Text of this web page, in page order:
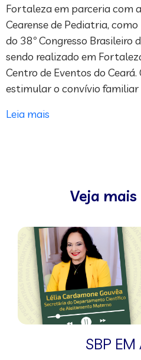
Fortaleza em parceria com
Cearense de Pediatria,
do 38º Congresso Brasileiro
sendo realizado em
Centro de Eventos do
estimular o convívio familiar
Leia mais
Veja
SBP